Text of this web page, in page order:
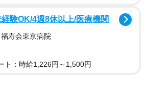
の隅っこにじっとしていて、こんな風に遊ぶ
んと一緒にペットショップへ行っ
のオヤツを買うためでした。店の中
験OK/4週8休以上/医療機関
寿会東京病院
ト：時給1,226円～1,500円